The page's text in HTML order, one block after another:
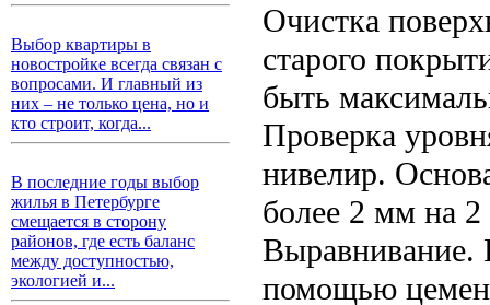
Выбор квартиры в
новостройке всегда связан с
вопросами. И главный из
них – не только цена, но и
кто строит, когда...
В последние годы выбор
жилья в Петербурге
смещается в сторону
районов, где есть баланс
между доступностью,
экологией и...
Очистка
старого
быть
Проверка
нивелир.
более 2 мм на 2
Выравнивание.
помощью